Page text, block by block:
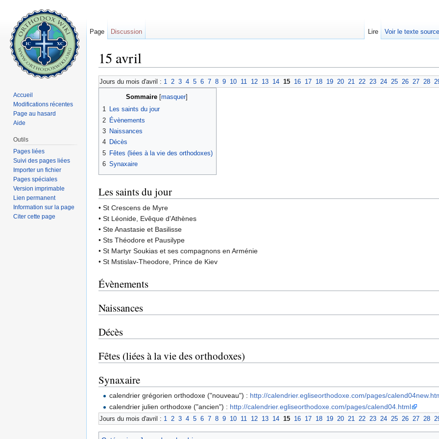
15 avril
Jours du mois d'avril : 1 2 3 4 5 6 7 8 9 10 11 12 13 14 15 16 17 18 19 20 21 22 23 24 25 26 27 28
Sommaire[ masquer]
1 Les saints du jour
2 Évènements
3 Naissances
4 Décès
5 Fêtes (liées à la vie des orthodoxes)
6 Synaxaire
Les saints du jour
• St Crescens de Myre
• St Léonide, Evêque d'Athènes
• Ste Anastasie et Basilisse
• Sts Théodore et Pausilype
• St Martyr Soukias et ses compagnons en Arménie
• St Mstislav-Theodore, Prince de Kiev
Évènements
Naissances
Décès
Fêtes (liées à la vie des orthodoxes)
Synaxaire
calendrier grégorien orthodoxe ("nouveau") : http://calendrier.egliseorthodoxe.com/pages/
calendrier julien orthodoxe ("ancien") : http://calendrier.egliseorthodoxe.com/pages/calend04.html
Jours du mois d'avril : 1 2 3 4 5 6 7 8 9 10 11 12 13 14 15 16 17 18 19 20 21 22 23 24 25 26 27 28
Page Discussion Lire Voir le texte source
Accueil
Modifications récentes
Page au hasard
Aide
Outils
Pages liées
Suivi des pages liées
Importer un fichier
Pages spéciales
Version imprimable
Lien permanent
Information sur la page
Citer cette page